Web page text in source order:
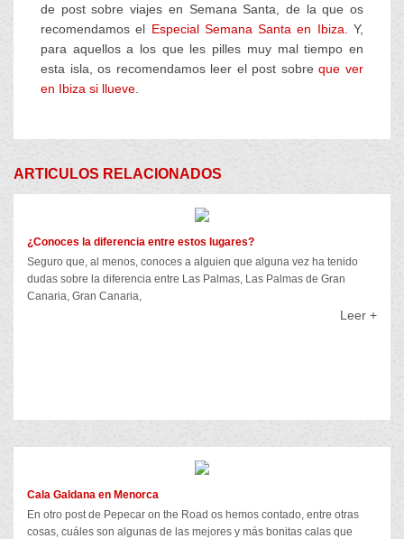
de post sobre viajes en Semana Santa, de la que os
recomendamos el Especial Semana Santa en Ibiza . Y,
para aquellos a los que les pilles muy mal tiempo en
esta isla, os recomendamos leer el post sobreque ver
en Ibiza si llueve
ARTICULOS RELACIONADOS
¿Conoces la diferencia entre estos lugares?
Seguro que, al menos, conoces a alguien que alguna vez ha tenido
dudas sobre la diferencia entre Las Palmas, Las Palmas de Gran
Canaria, Gran Canaria,
Leer +
Cala Galdana en Menorca
En otro post de Pepecar on the Road os hemos contado, entre otras
cosas, cuáles son algunas de las mejores y más bonitas calas que